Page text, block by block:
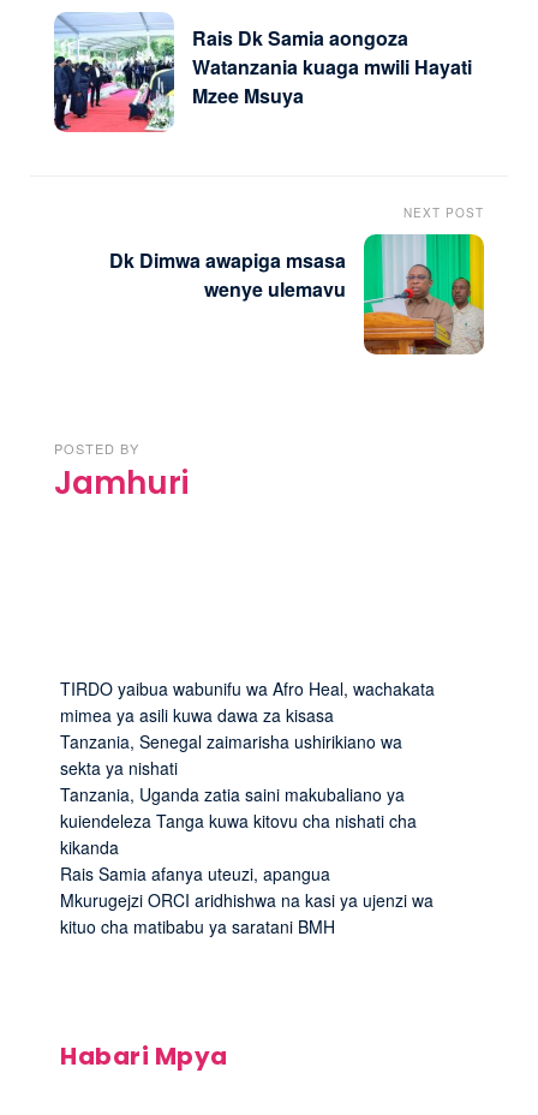
Rais Dk Samia aongoza
Watanzania kuaga mwili Hayati
Mzee Msuya
NEXT POST
Dk Dimwa awapiga msasa
wenye ulemavu
POSTED BY
Jamhuri
TIRDO yaibua wabunifu wa Afro Heal, wachakata
mimea ya asili kuwa dawa za kisasa
Tanzania, Senegal zaimarisha ushirikiano wa
sekta ya nishati
Tanzania, Uganda zatia saini makubaliano ya
kuiendeleza Tanga kuwa kitovu cha nishati cha
kikanda
Rais Samia afanya uteuzi, apangua
Mkurugejzi ORCI aridhishwa na kasi ya ujenzi wa
kituo cha matibabu ya saratani BMH
Habari Mpya